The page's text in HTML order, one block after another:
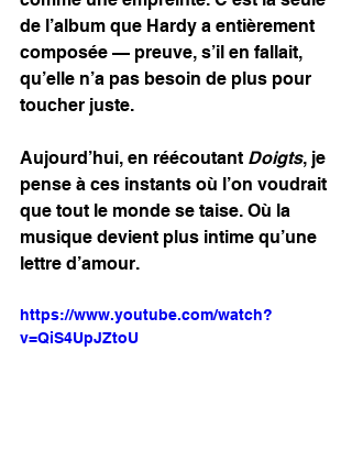
de l’album que Hardy a entièrement
composée — preuve, s’il en fallait,
qu’elle n’a pas besoin de plus pour
toucher juste.
Aujourd’hui, en réécoutant Doigts, je
pense à ces instants où l’on voudrait
que tout le monde se taise. Où la
musique devient plus intime qu’une
lettre d’amour.
https://www.youtube.com/watch?
v=QiS4UpJZtoU